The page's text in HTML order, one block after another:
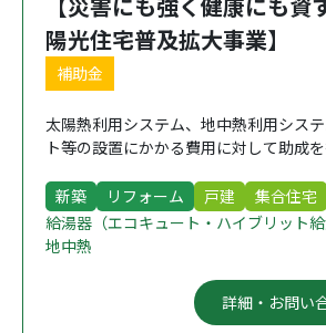
陽光住宅普及拡大事業】
補助金
太陽熱利用システム、地中熱利用シス
ト等の設置にかかる費用に対して助成を
新築 リフォーム 戸建 集合住宅
給湯器（エコキュート・ハイブリット
地中熱
詳細・お問い